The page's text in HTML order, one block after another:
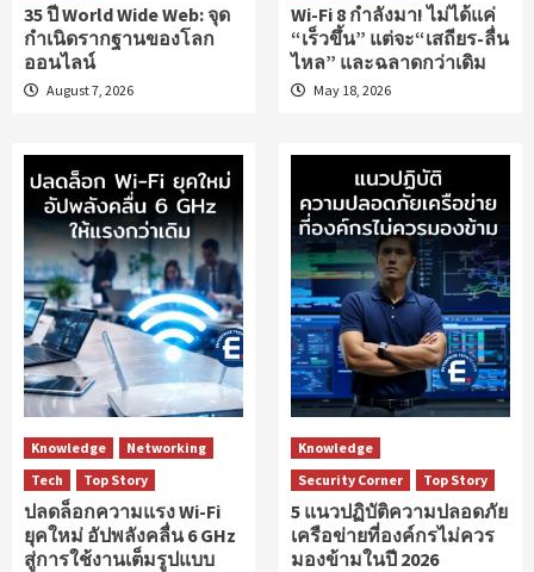
35 ปี World Wide Web: จุด
กำเนิดรากฐานของโลก
ออนไลน์
August 7, 2026
Wi-Fi 8 กำลังมา! ไม่ได้แค่
“เร็วขึ้น” แต่จะ“เสถียร-ลื่น
ไหล” และฉลาดกว่าเดิม
May 18, 2026
Knowledge
Networking
Tech
Top Story
ปลดล็อกความแรง Wi-Fi
ยุคใหม่ อัปพลังคลื่น 6 GHz
สู่การใช้งานเต็มรูปแบบ
Knowledge
Security Corner
Top Story
5 แนวปฏิบัติความปลอดภัย
เครือข่ายที่องค์กรไม่ควร
มองข้ามในปี 2026